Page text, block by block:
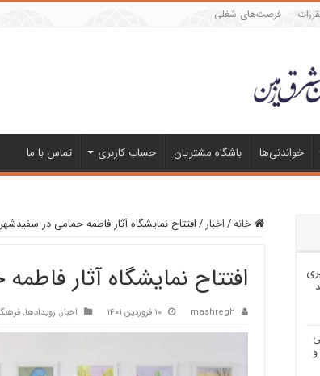
فرصت‌های شغلی
خواندنی‌ها باشگاه مشتریان حساب کاربری تماس با ما
خانه/اخبار/افتتاح نمایشگاه آثار فاطمه حمامی در
افتتاح نمایشگاه آثار
mashregh ۱۰ فروردین ۱۴۰۱ اخبار, رویدادها,